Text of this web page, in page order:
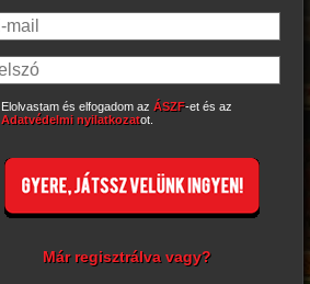
Elolvastam és elfogadom az ÁSZF-et és az
Adatvédelmi nyilatkozatot.
Már regisztrálva vagy?